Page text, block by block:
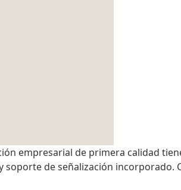
empresarial de primera calidad
soporte de señalización